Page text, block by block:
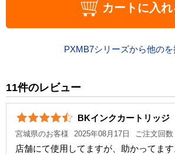
カートに入れ
PXMB7シリーズから他のを
11件のレビュー
BKインクカートリッジ
宮城県のお客様 2025年08月17日 ご注文回
店舗にて使用してますが、助かってます